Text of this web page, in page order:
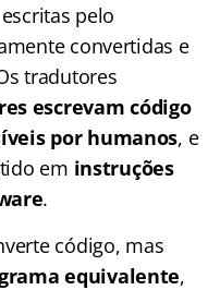
pelo
convertidas e
tradutores
escrevam código
por humanos, e
em instruções
.
código, mas
equivalente,